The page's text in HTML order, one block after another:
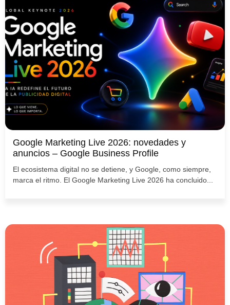
Google Marketing Live 2026: novedades y
anuncios – Google Business Profile
El ecosistema digital no se detiene, y Google, como siempre,
marca el ritmo. El Google Marketing Live 2026 ha concluido...